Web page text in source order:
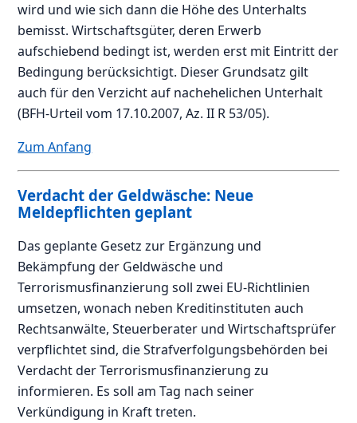
wird und wie sich dann die Höhe des Unterhalts
bemisst. Wirtschaftsgüter, deren Erwerb
aufschiebend bedingt ist, werden erst mit Eintritt der
Bedingung berücksichtigt. Dieser Grundsatz gilt
auch für den Verzicht auf nachehelichen Unterhalt
(BFH-Urteil vom 17.10.2007, Az. II R 53/05).
Zum Anfang
Verdacht der Geldwäsche: Neue
Meldepflichten geplant
Das geplante Gesetz zur Ergänzung und
Bekämpfung der Geldwäsche und
Terrorismusfinanzierung soll zwei EU-Richtlinien
umsetzen, wonach neben Kreditinstituten auch
Rechtsanwälte, Steuerberater und Wirtschaftsprüfer
verpflichtet sind, die Strafverfolgungsbehörden bei
Verdacht der Terrorismusfinanzierung zu
informieren. Es soll am Tag nach seiner
Verkündigung in Kraft treten.